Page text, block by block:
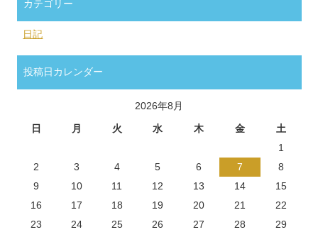
カテゴリー
日記
投稿日カレンダー
2026年8月
日
月 火 水 木 金
土
1
2
3 4 5 6 7
8
9
10 11 12 13 14
15
16
17 18 19 20 21
22
23
24 25 26 27 28 29